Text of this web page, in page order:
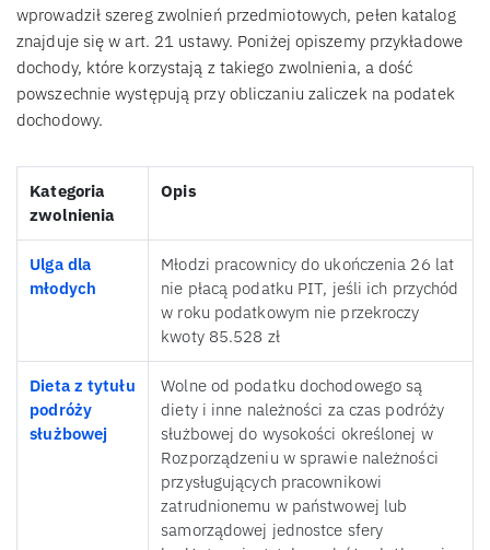
wprowadził szereg zwolnień przedmiotowych, pełen katalog
znajduje się w art. 21 ustawy. Poniżej opiszemy przykładowe
dochody, które korzystają z takiego zwolnienia, a dość
powszechnie występują przy obliczaniu zaliczek na podatek
dochodowy.
Kategoria
zwolnienia
Opis
Ulga dla
młodych
Młodzi pracownicy do ukończenia 26 lat
nie płacą podatku PIT, jeśli ich przychód
w roku podatkowym nie przekroczy
kwoty 85.528 zł
Dieta z tytułu
podróży
służbowej
Wolne od podatku dochodowego są
diety i inne należności za czas podróży
służbowej do wysokości określonej w
Rozporządzeniu w sprawie należności
przysługujących pracownikowi
zatrudnionemu w państwowej lub
samorządowej jednostce sfery